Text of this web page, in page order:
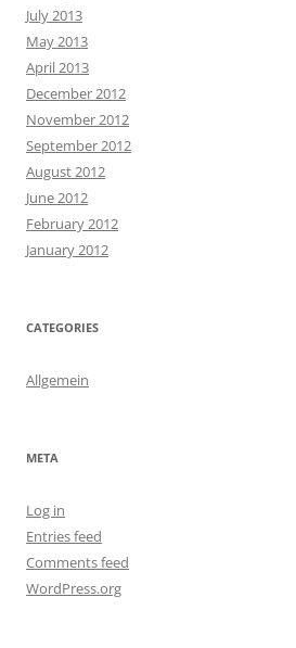
July 2013
May 2013
April 2013
December 2012
November 2012
September 2012
August 2012
June 2012
February 2012
January 2012
CATEGORIES
Allgemein
META
Log in
Entries feed
Comments feed
WordPress.org